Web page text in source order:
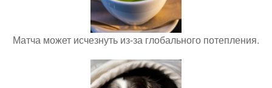
Матча может исчезнуть из-за глобального потепления.